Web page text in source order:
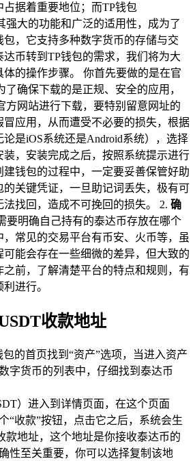
据着重要地位；而TP钱包
强大的功能和广泛的适用性，成为了
，它支持多种数字货币的存储与交
币转到TP钱包的需求，我们将为大
的操作步骤。 你首先要做的是在官
了确保下载的是正规、安全的应用，
方网站进行下载，要特别留意网址的
冒应用，从而遭受不必要的损失，根据
是iOS系统还是Android系统），选择
，安装完成之后，按照系统提示进行
钱包的过程中，一定要妥善保管好助
关键凭证，一旦助记词丢失，极有可
找回，造成不可挽回的损失。 2. 确
要明确自己持有的泰达币存放在哪个
常见的交易平台有币安、火币等，虽
能会存在一些细微的差异，但大致的
前，了解清楚平台的特点和规则，有
进行。
收款地址
的首页找到“资产”选项，当进入资产
字货币的列表中，仔细找到泰达币
）进入到详情页面，在这个页面
“收款”按钮，点击它之后，系统会生
款地址，这个地址是你接收泰达币的
性至关重要，你可以选择复制该地